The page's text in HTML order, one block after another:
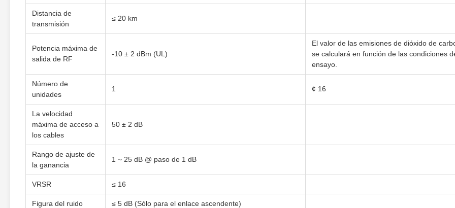
Distancia de
transmisión
≤ 20 km
Potencia máxima de
salida de RF
-10 ± 2 dBm (UL)
El valor de las emisiones de dióxido de
se calculará en función de las condiciones
ensayo.
Número de
unidades
1 ¢ 16
La velocidad
máxima de acceso a
los cables
50 ± 2 dB
Rango de ajuste de
la ganancia
1 ~ 25 dB @ paso de 1 dB
VRSR ≤ 16
Figura del ruido ≤ 5 dB (Sólo para el enlace ascendente)